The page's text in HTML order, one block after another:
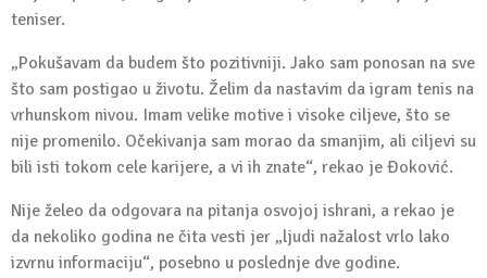
teniser.
„Pokušavam da budem što pozitivniji. Jako sam ponosan na sve
što sam postigao u životu. Želim da nastavim da igram tenis na
vrhunskom nivou. Imam velike motive i visoke ciljeve, što se
nije promenilo. Očekivanja sam morao da smanjim, ali ciljevi su
bili isti tokom cele karijere, a vi ih znate“, rekao je Đoković.
Nije želeo da odgovara na pitanja osvojoj ishrani, a rekao je
da nekoliko godina ne čita vesti jer „ljudi nažalost vrlo lako
izvrnu informaciju“, posebno u poslednje dve godine.